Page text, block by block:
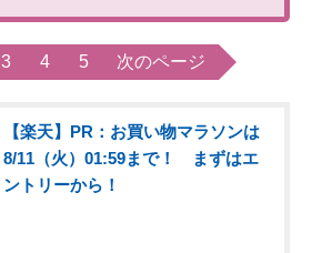
3 4 5 次のページ
【楽天】PR：お買い物マラソンは
8/11（火）01:59まで！ まずはエ
ントリーから！